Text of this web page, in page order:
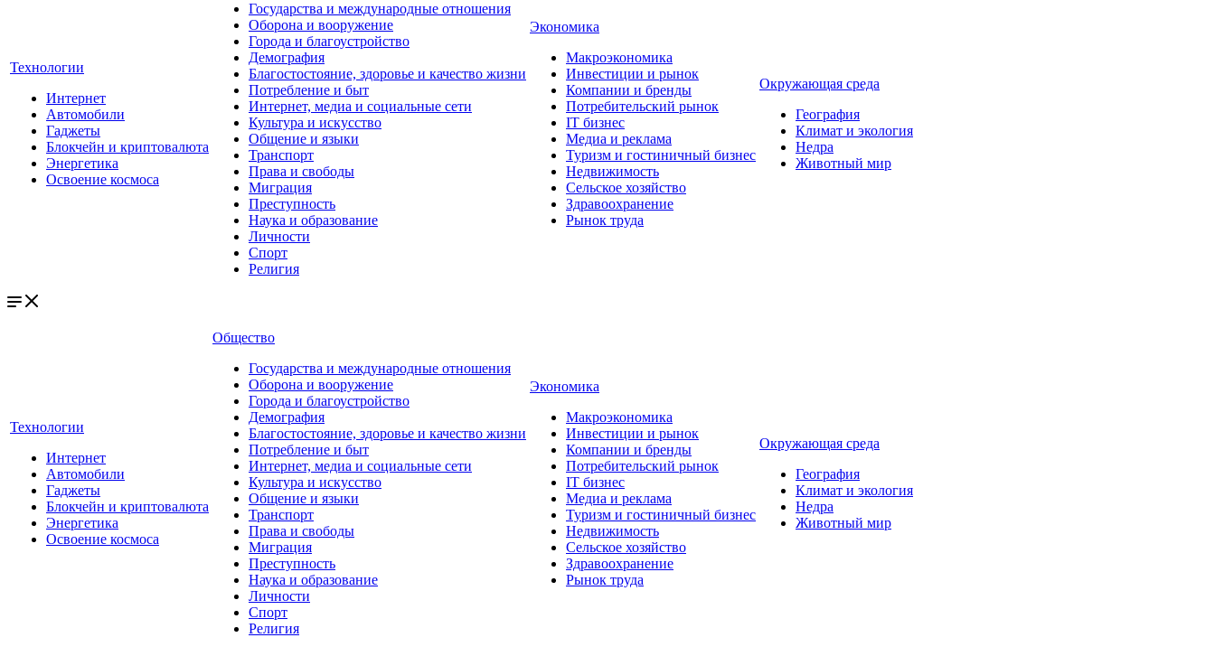
Технологии
Интернет
Автомобили
Гаджеты
Блокчейн и криптовалюта
Энергетика
Освоение космоса
Государства и международные отношения
Оборона и вооружение
Города и благоустройство
Демография
Благостостояние, здоровье и качество жизни
Потребление и быт
Интернет, медиа и социальные сети
Культура и искусство
Общение и языки
Транспорт
Права и свободы
Миграция
Преступность
Наука и образование
Личности
Спорт
Религия
Экономика
Макроэкономика
Инвестиции и рынок
Компании и бренды
Потребительский рынок
IT бизнес
Медиа и реклама
Туризм и гостиничный бизнес
Недвижимость
Сельское хозяйство
Здравоохранение
Рынок труда
Окружающая среда
География
Климат и экология
Недра
Животный мир
Технологии
Интернет
Автомобили
Гаджеты
Блокчейн и криптовалюта
Энергетика
Освоение космоса
Общество
Государства и международные отношения
Оборона и вооружение
Города и благоустройство
Демография
Благостостояние, здоровье и качество жизни
Потребление и быт
Интернет, медиа и социальные сети
Культура и искусство
Общение и языки
Транспорт
Права и свободы
Миграция
Преступность
Наука и образование
Личности
Спорт
Религия
Экономика
Макроэкономика
Инвестиции и рынок
Компании и бренды
Потребительский рынок
IT бизнес
Медиа и реклама
Туризм и гостиничный бизнес
Недвижимость
Сельское хозяйство
Здравоохранение
Рынок труда
Окружающая среда
География
Климат и экология
Недра
Животный мир